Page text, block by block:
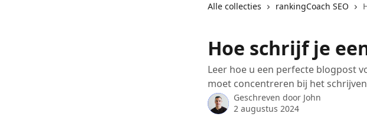
Alle collecties rankingCoach SEO
Hoe schrijf je
Leer hoe u een perfecte blogpost
moet concentreren bij het
Geschreven door John
2 augustus 2024